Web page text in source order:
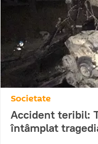
Societate
Accident teribil:
întâmplat